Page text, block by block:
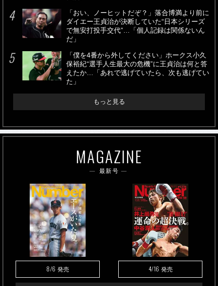
「おい、ノーヒットだぞ？」落合博満より前に
ダイエー王貞治が決断していた“日本シリーズ
で無安打投手交代”…「個人記録は関係ないん
だ」
「僕を4番から外してください」ホークス小久
保裕紀“選手人生最大の危機”に王貞治は何と答
えたか…「あれで逃げていたら、次も逃げてい
た」
もっと見る
MAGAZINE
最新号
8/6 発売 4/16 発売